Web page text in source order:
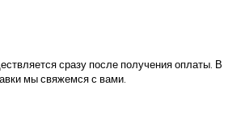
сразу после получения оплаты. В
мы свяжемся с вами.